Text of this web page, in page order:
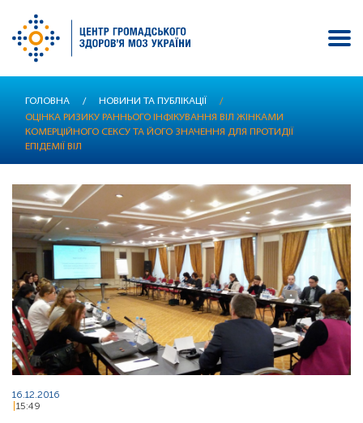
основного
вмісту
ГОЛОВНА / НОВИНИ ТА ПУБЛІКАЦІЇ
/
ОЦІНКА РИЗИКУ РАННЬОГО ІНФІКУВАННЯ ВІЛ ЖІНКАМИ
КОМЕРЦІЙНОГО СЕКСУ ТА ЙОГО ЗНАЧЕННЯ ДЛЯ ПРОТИДІЇ
ЕПІДЕМІЇ ВІЛ
16.12.2016
15:49